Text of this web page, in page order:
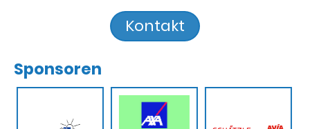
Kontakt
Sponsoren